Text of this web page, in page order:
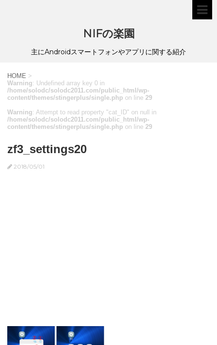
NIFの楽園
主にAndroidスマートフォンやアプリに関する紹介
HOME >
Warning: Undefined array key 0 in
/home/solodc/solodc2011.com/public_html/wp-
content/themes/stingerplus/single.php on line 29
Warning: Attempt to read property "cat_ID" on null in
/home/solodc/solodc2011.com/public_html/wp-
content/themes/stingerplus/single.php on line 29
zf3_settings20
2018/05/01